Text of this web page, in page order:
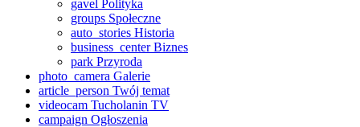
gavel Polityka
groups Społeczne
auto_stories Historia
business_centerBiznes
park Przyroda
photo_camera Galerie
article_person Twój temat
videocam Tucholanin TV
campaign Ogłoszenia